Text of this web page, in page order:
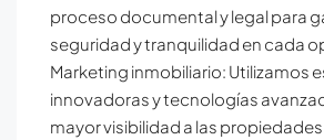
proceso documental y legal para
seguridad y tranquilidad en cada
Marketing inmobiliario: Utilizamos
innovadoras y tecnologías
mayor visibilidad a las propiedades